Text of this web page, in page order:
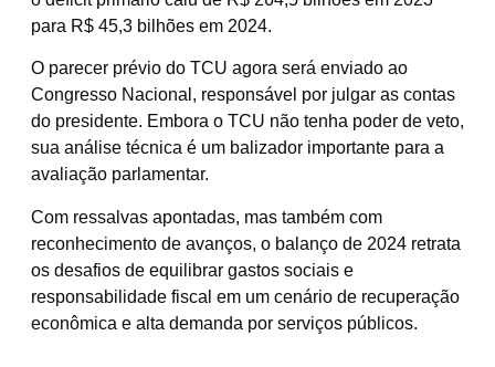
para R$ 45,3 bilhões em 2024.
O parecer prévio do TCU agora será enviado ao
Congresso Nacional, responsável por julgar as contas
do presidente. Embora o TCU não tenha poder de veto,
sua análise técnica é um balizador importante para a
avaliação parlamentar.
Com ressalvas apontadas, mas também com
reconhecimento de avanços, o balanço de 2024 retrata
os desafios de equilibrar gastos sociais e
responsabilidade fiscal em um cenário de recuperação
econômica e alta demanda por serviços públicos.